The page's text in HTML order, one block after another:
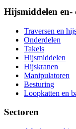
Hijsmiddelen en-
Traversen en
Onderdelen
Takels
Hijsmiddelen
Hijskranen
Manipulatoren
Besturing
Loopkatten en
Sectoren